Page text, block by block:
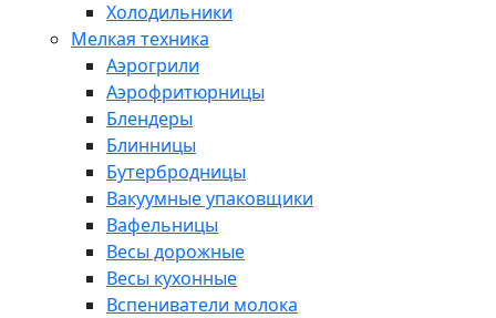
Холодильники
Мелкая техника
Аэрогрили
Аэрофритюрницы
Блендеры
Блинницы
Бутербродницы
Вакуумные упаковщики
Вафельницы
Весы дорожные
Весы кухонные
Вспениватели молока